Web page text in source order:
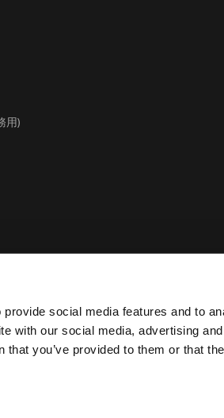
social media features and to
with our social media, advertising
you’ve provided to them or that
用)
隱